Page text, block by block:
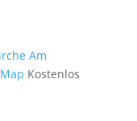
Am
Kostenlos